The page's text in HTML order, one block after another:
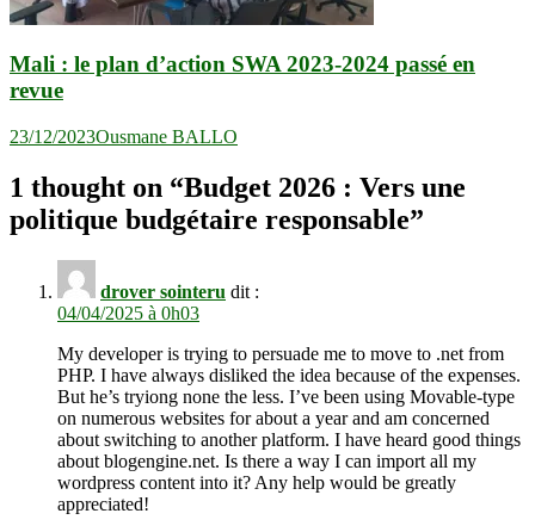
Mali : le plan d’action SWA 2023-2024 passé en
revue
23/12/2023Ousmane BALLO
1 thought on “Budget 2026 : Vers une
politique budgétaire responsable”
drover sointeru dit :
04/04/2025 à 0h03
My developer is trying to persuade me to move to .net from
PHP. I have always disliked the idea because of the expenses.
But he’s tryiong none the less. I’ve been using Movable-type
on numerous websites for about a year and am concerned
about switching to another platform. I have heard good things
about blogengine.net. Is there a way I can import all my
wordpress content into it? Any help would be greatly
appreciated!